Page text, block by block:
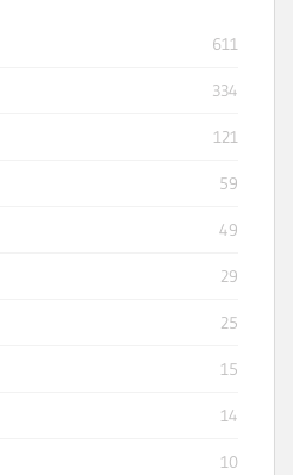
611
334
121
59
49
29
25
15
14
10